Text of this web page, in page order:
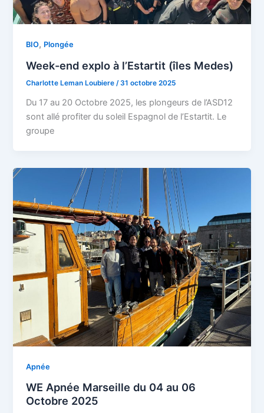
BIO, Plongée
Week-end explo à l’Estartit (îles Medes)
Charlotte Leman Loubiere/31 octobre 2025
Du 17 au 20 Octobre 2025, les plongeurs de l’ASD12
sont allé profiter du soleil Espagnol de l’Estartit. Le
groupe
Apnée
WE Apnée Marseille du 04 au 06
Octobre 2025